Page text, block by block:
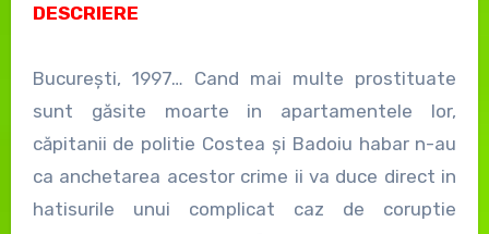
DESCRIERE
București, 1997… Cand mai multe prostituate
sunt găsite moarte in apartamentele lor,
căpitanii de politie Costea și Badoiu habar n-au
ca anchetarea acestor crime ii va duce direct in
hatisurile unui complicat caz de coruptie